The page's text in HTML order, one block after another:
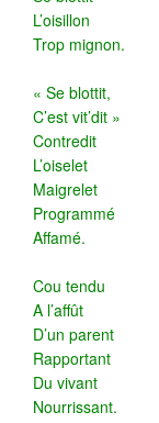
L’oisillon
Trop mignon.
« Se blottit,
C’est vit’dit »
Contredit
L’oiselet
Maigrelet
Programmé
Affamé.
Cou tendu
A l’affût
D’un parent
Rapportant
Du vivant
Nourrissant.